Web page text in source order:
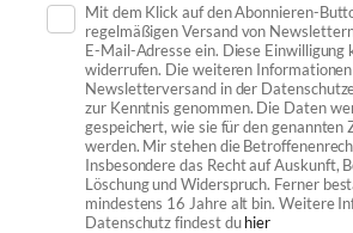
Mit dem Klick auf den Abonnieren-
regelmäßigen Versand von
E-Mail-Adresse ein. Diese Einwilligung
widerrufen. Die weiteren Informationen
Newsletterversand in der
zur Kenntnis genommen. Die Daten
gespeichert, wie sie für den genannten
werden. Mir stehen die
Insbesondere das Recht auf Auskunft,
Löschung und Widerspruch. Ferner
mindestens 16 Jahre alt bin. Weitere
Datenschutz findest duhier